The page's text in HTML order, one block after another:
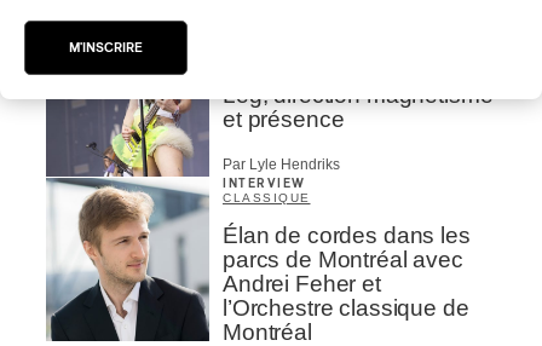
Leg, direction magnétisme
et présence
Par Lyle Hendriks
INTERVIEW
CLASSIQUE
Élan de cordes dans les
parcs de Montréal avec
Andrei Feher et
l’Orchestre classique de
Montréal
M'INSCRIRE